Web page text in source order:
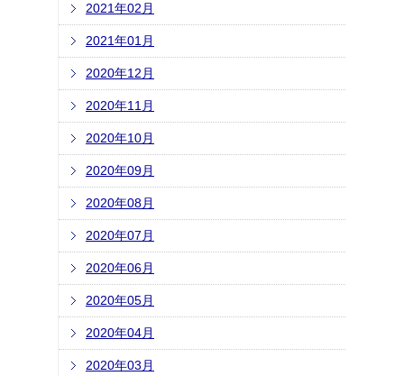
2021年02月
2021年01月
2020年12月
2020年11月
2020年10月
2020年09月
2020年08月
2020年07月
2020年06月
2020年05月
2020年04月
2020年03月